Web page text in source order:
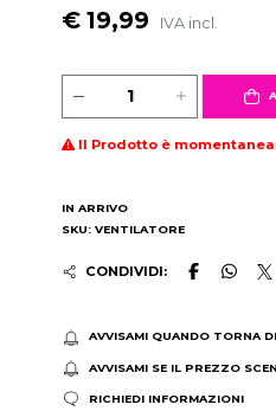
€ 19,99 IVA incl.
Il Prodotto è
IN ARRIVO
SKU: VENTILATORE
CONDIVIDI:
AVVISAMI QUANDO TORNA
AVVISAMI SE IL PREZZO
RICHIEDI INFORMAZIONI